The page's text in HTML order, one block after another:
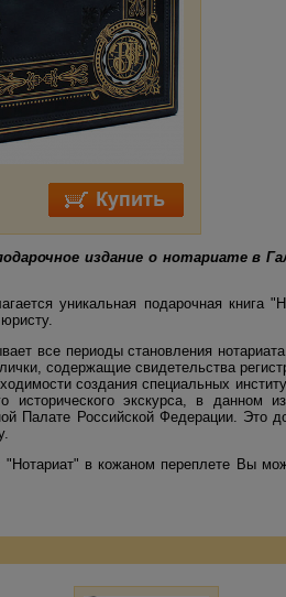
издание о нотариате в
уникальная подарочная книга
все периоды становления
содержащие свидетельства
создания специальных
исторического экскурса, в
Палате Российской Федерации. Это
"Нотариат" в кожаном переплете Вы